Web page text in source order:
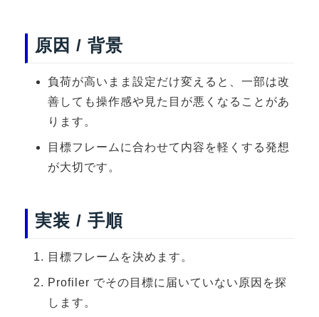
《3DGS》
3DGSスキャンサービス
3DGS受託開発
3D Gaussian Splatting アプリ開発研修
3DGSニュース
《最新プロダクト》
超体験★販促システム『XR Showcase Hub』2025年4月発売
MR体験型研修プラットフォーム『LegacyLink XR』2025年10月
バーチャルイベントプラットフォーム『MetaLiveStage』2025年
原因 / 背景
負荷が高いまま設定だけ変えると、一部は改
善しても操作感や見た目が悪くなることがあ
ります。
目標フレームに合わせて内容を軽くする発想
が大切です。
実装 / 手順
目標フレームを決めます。
Profiler でその目標に届いていない原因を探
します。